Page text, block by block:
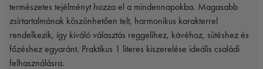
természetes tejélményt hozza el a mindennapokba. Magasabb
zsírtartalmának köszönhetően telt, harmonikus karakterrel
rendelkezik, így kiváló választás reggelihez, kávéhoz, sütéshez és
főzéshez egyaránt. Praktikus 1 literes kiszerelése ideális családi
felhasználásra.